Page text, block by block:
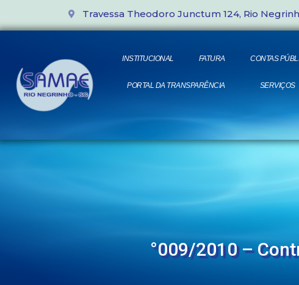
Travessa Theodoro Junctum 124, Rio
INSTITUCIONAL FATURA CONTAS
PORTAL DA TRANSPARÊNCIA SERVIÇOS
°009/2010 –